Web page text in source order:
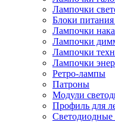
Лампочки
Блоки
Лампочки
Лампочки
Лампочки
Лампочки
Ретро-лампы
Патроны
Модули
Профиль для
Светодиодные